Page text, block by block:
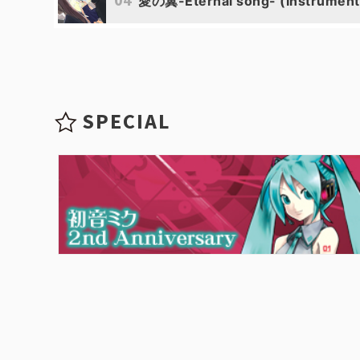
SPECIAL